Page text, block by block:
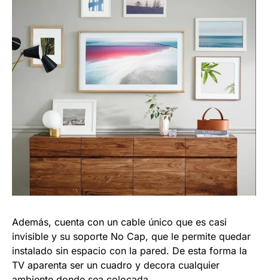
Además, cuenta con un cable único que es casi
invisible y su soporte No Cap, que le permite quedar
instalado sin espacio con la pared. De esta forma la
TV aparenta ser un cuadro y decora cualquier